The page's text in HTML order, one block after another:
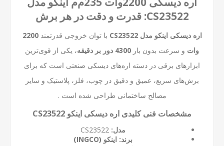
CS23522: قدرت و دقت در هر برش
اره دیسکی اینکو مدل CS23522 با توان خروجی قدرتمند2200
وات و سرعت بدون بار 4300 دور بر دقیقه
، یکی از قوی‌ترین
ابزارهای برقی در دسته اره‌های دیسکی صنعتی است که برای
برش‌های سریع، عمیق و دقیق در چوب، فلز، پلاستیک و سایر
مصالح ساختمانی طراحی شده است .
مشخصات فنی کلیدی اره دیسکی اینکو CS23522
مدل:
برند: اینکو (INGCO)